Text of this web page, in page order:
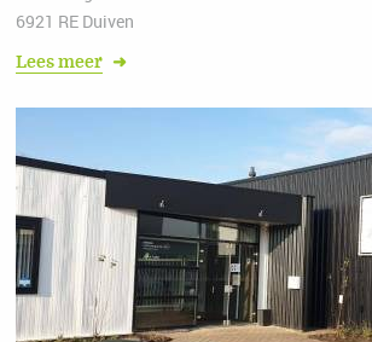
6921 RE Duiven
Lees meer ➜